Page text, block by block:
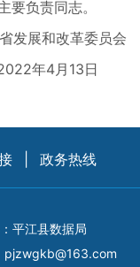
要负责同志。
展和改革委员会
年4月13日
政务热线
平江县数据局
pjzwgkb@163.com